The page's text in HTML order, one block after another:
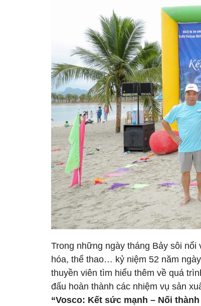
Trong những ngày tháng Bảy sôi
hóa, thể thao… kỷ niệm 52 năm
thuyền viên tìm hiểu thêm về quá
đấu hoàn thành các nhiệm vụ sản
“Vosco: Kết sức mạnh – Nối